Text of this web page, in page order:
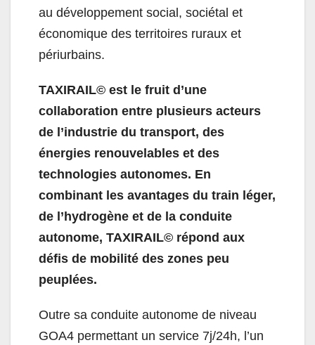
au développement social, sociétal et
économique des territoires ruraux et
périurbains.
TAXIRAIL© est le fruit d’une
collaboration entre plusieurs acteurs
de l’industrie du transport, des
énergies renouvelables et des
technologies autonomes. En
combinant les avantages du train léger,
de l’hydrogène et de la conduite
autonome, TAXIRAIL© répond aux
défis de mobilité des zones peu
peuplées.
Outre sa conduite autonome de niveau
GOA4 permettant un service 7j/24h, l’un